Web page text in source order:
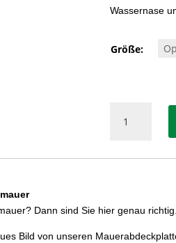
Wassernase
Größe:
GRANIT
Menge
Dann sind Sie hier genau richtig.
Bild von unseren